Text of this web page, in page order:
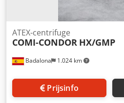
Badalona 1.024 km
ATEX-centrifuge
COMI-CONDOR HX/GMP
Prijsinfo